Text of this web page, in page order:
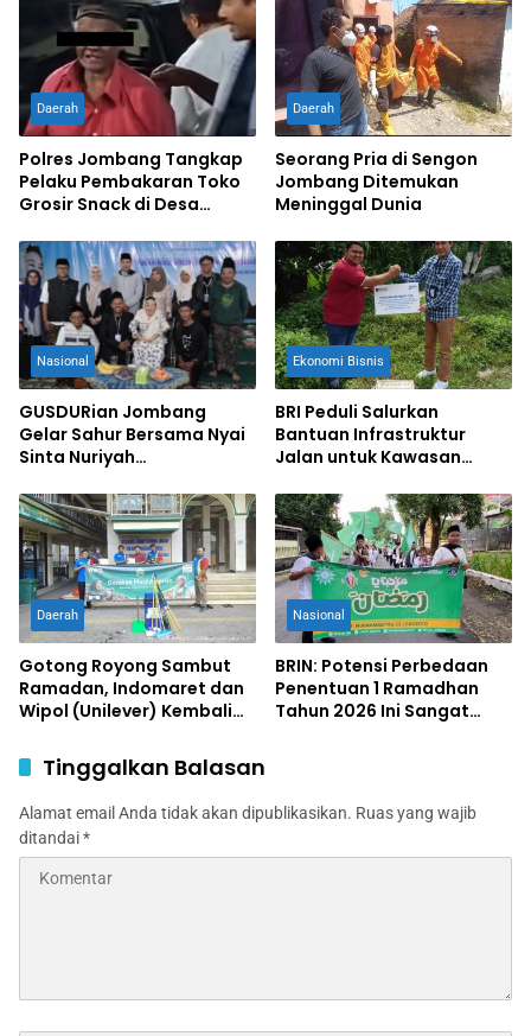
Daerah
Polres Jombang Tangkap
Pelaku Pembakaran Toko
Grosir Snack di Desa
Daerah
Seorang Pria di Sengon
Jombang Ditemukan
Meninggal Dunia
Nasional
GUSDURian Jombang
Gelar Sahur Bersama Nyai
Sinta Nuriyah
Ekonomi Bisnis
BRI Peduli Salurkan
Bantuan Infrastruktur
Jalan untuk Kawasan
Gondangmanis Jombang
Daerah
Gotong Royong Sambut
Ramadan, Indomaret dan
Wipol (Unilever) Kembali
Bersih 2026
Nasional
BRIN: Potensi Perbedaan
Penentuan 1 Ramadhan
Tahun 2026 Ini Sangat
Tinggalkan Balasan
Alamat email Anda tidak akan dipublikasikan. Ruas yang wajib
ditandai*